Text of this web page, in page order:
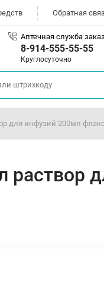
Обратная
Аптечная служба
8-914-555-55-55
Круглосуточно
для инфузий 200мл
раствор